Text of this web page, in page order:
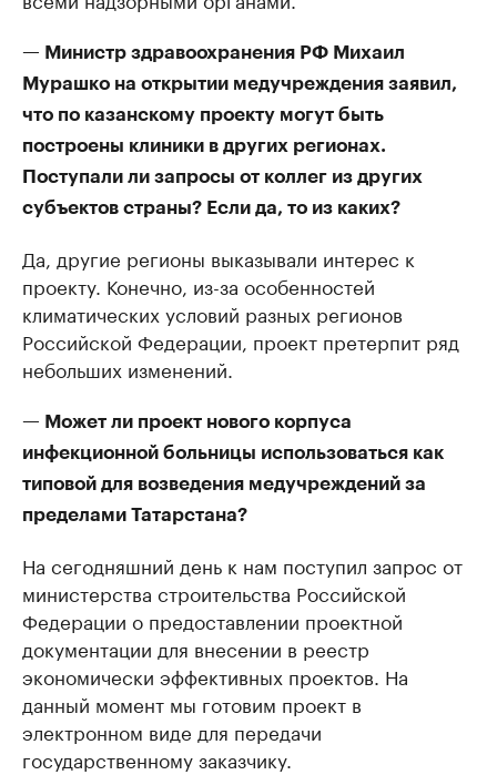
— Министр здравоохранения РФ Михаил
Мурашко на открытии медучреждения заявил,
что по казанскому проекту могут быть
построены клиники в других регионах.
Поступали ли запросы от коллег из других
субъектов страны? Если да, то из каких?
Да, другие регионы выказывали интерес к
проекту. Конечно, из-за особенностей
климатических условий разных регионов
Российской Федерации, проект претерпит ряд
небольших изменений.
— Может ли проект нового корпуса
инфекционной больницы использоваться как
типовой для возведения медучреждений за
пределами Татарстана?
На сегодняшний день к нам поступил запрос от
министерства строительства Российской
Федерации о предоставлении проектной
документации для внесении в реестр
экономически эффективных проектов. На
данный момент мы готовим проект в
электронном виде для передачи
государственному заказчику.